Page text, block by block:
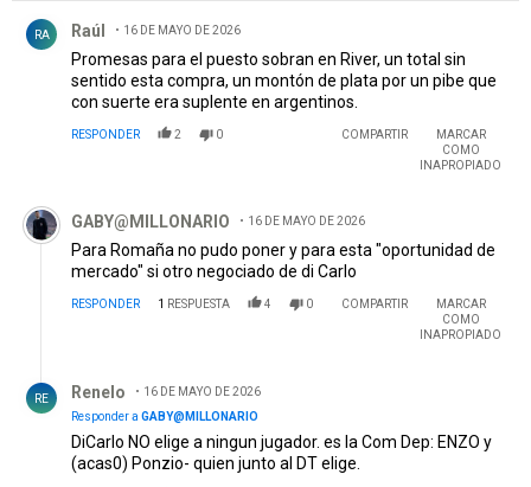
RA Raúl 16 DE MAYO DE 2026
Promesas para el puesto sobran en River, un total sin
sentido esta compra, un montón de plata por un pibe que
con suerte era suplente en argentinos.
RESPONDER 2 0 COMPARTIR
MARCAR
COMO
INAPROPIADO
Comentario de GABY@MILLONARIO.
GABY@MILLONARIO 16 DE MAYO DE 2026
Para Romaña no pudo poner y para esta "oportunidad de
mercado" si otro negociado de di Carlo
RESPONDER 1 RESPUESTA 4 0 COMPARTIR
MARCAR
COMO
INAPROPIADO
RE Renelo
16 DE MAYO DE 2026
Responder a GABY@MILLONARIO
DiCarlo NO elige a ningun jugador. es la Com Dep: ENZO y
(acas0) Ponzio- quien junto al DT elige.